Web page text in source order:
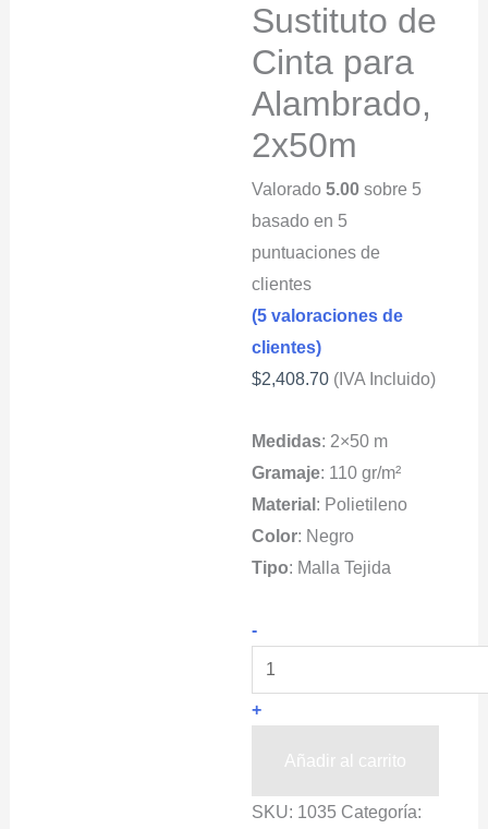
Sustituto de
Cinta para
Alambrado,
2x50m
Valorado5.00 sobre 5
basado en 5
puntuaciones de
clientes
(5 valoraciones de
clientes)
$2,408.70 (IVA Incluido)
Medidas: 2×50 m
Gramaje: 110 gr/m²
Material : Polietileno
Color: Negro
Tipo: Malla Tejida
-Malla
Privacidad
POLISOMBRA®,
Sustituto
para
+
Añadir al carrito
SKU: 1035 Categoría: